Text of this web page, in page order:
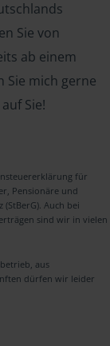
Sie von
ab einem
Sie mich gerne
Sie!
für
Pensionäre und
Auch bei
sind wir in vielen
aus
dürfen wir leider